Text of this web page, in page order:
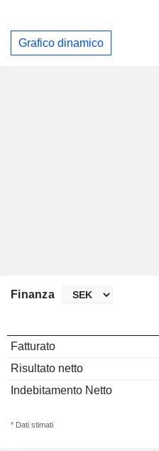
Grafico dinamico
Finanza
Fatturato
Risultato netto
Indebitamento Netto
* Dati stimati